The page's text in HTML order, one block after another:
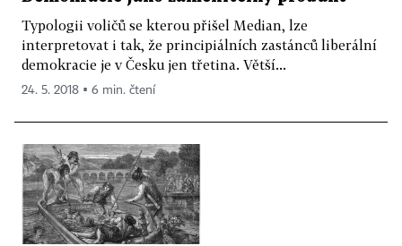
Typologii voličů se kterou přišel Median, lze
interpretovat i tak, že principiálních zastánců liberální
demokracie je v Česku jen třetina. Větší...
24. 5. 2018 ▪ 6 min. čtení